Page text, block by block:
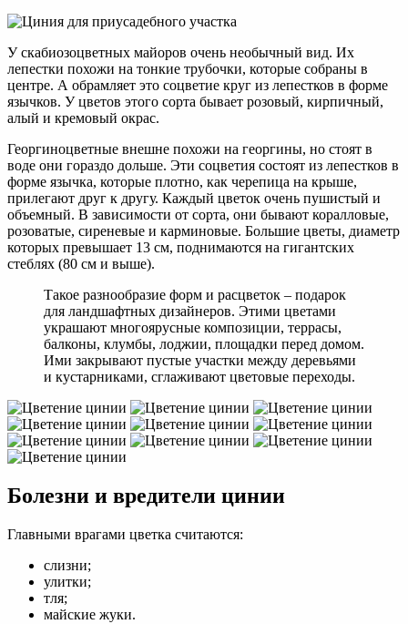
У скабиозоцветных майоров очень необычный вид. Их
лепестки похожи на тонкие трубочки, которые собраны в
центре. А обрамляет это соцветие круг из лепестков в форме
язычков. У цветов этого сорта бывает розовый, кирпичный,
алый и кремовый окрас.
Георгиноцветные внешне похожи на георгины, но стоят в
воде они гораздо дольше. Эти соцветия состоят из лепестков в
форме язычка, которые плотно, как черепица на крыше,
прилегают друг к другу. Каждый цветок очень пушистый и
объемный. В зависимости от сорта, они бывают коралловые,
розоватые, сиреневые и карминовые. Большие цветы, диаметр
которых превышает 13 см, поднимаются на гигантских
стеблях (80 см и выше).
Такое разнообразие форм и расцветок – подарок
для ландшафтных дизайнеров. Этими цветами
украшают многоярусные композиции, террасы,
балконы, клумбы, лоджии, площадки перед домом.
Ими закрывают пустые участки между деревьями
и кустарниками, сглаживают цветовые переходы.
Болезни и вредители цинии
Главными врагами цветка считаются:
слизни;
улитки;
тля;
майские жуки.